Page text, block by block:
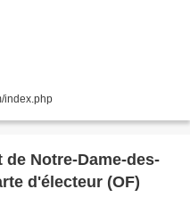
index.php
de Notre-Dame-des-
d'électeur (OF)